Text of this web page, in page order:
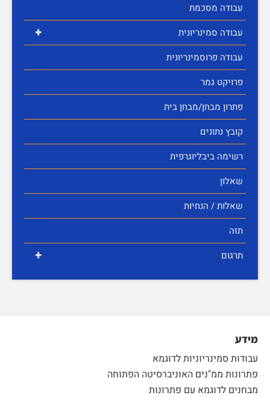
עבודה מסכמת
+
עבודה סמינריונית
עבודה פרוסמינריונית
פרויקט גמר
פתרון מבחן/מבחן בית
קובץ נתונים
רשימה ביבליוגרפית
שאלון
שאלות / הנחיות
תזה
+ תרגום
מידע
עבודות סמינריוניות לדוגמא
פתרונות ממ"נים האוניברסיטה הפתוחה
מבחנים לדוגמא עם פתרונות